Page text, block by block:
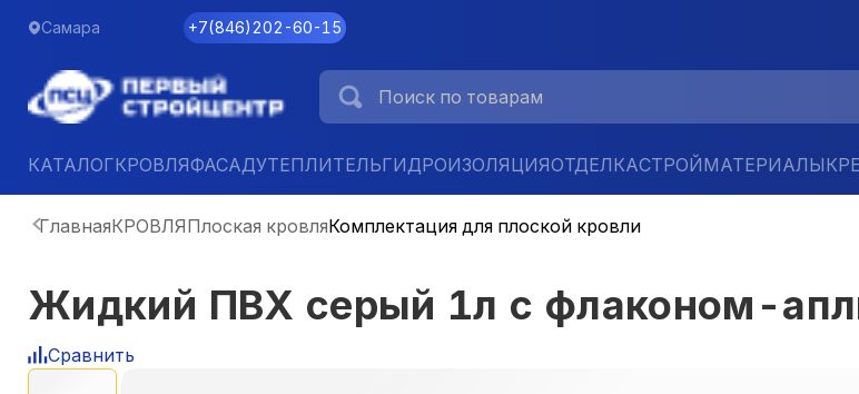
Самара +7(846)202-60-15
КАТАЛОГКРОВЛЯФАСАДУТЕПЛИТЕЛЬГИДРОИЗОЛЯЦИЯОТДЕЛКАСТРОЙМАТЕРИАЛЫ
ГлавнаяКРОВЛЯПлоская кровляКомплектация для плоской кровли
Жидкий ПВХ серый 1л с флаконом-
Сравнить